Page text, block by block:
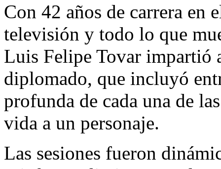
Con 42 años de carrera en
televisión y todo lo que
Luis Felipe Tovar impartió
diplomado, que incluyó
profunda de cada una de
vida a un personaje.
Las sesiones fueron